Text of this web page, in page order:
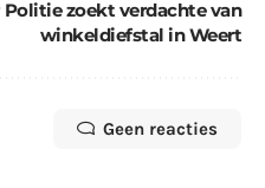
Politie zoekt verdachte van
winkeldiefstal in Weert
Geen reacties